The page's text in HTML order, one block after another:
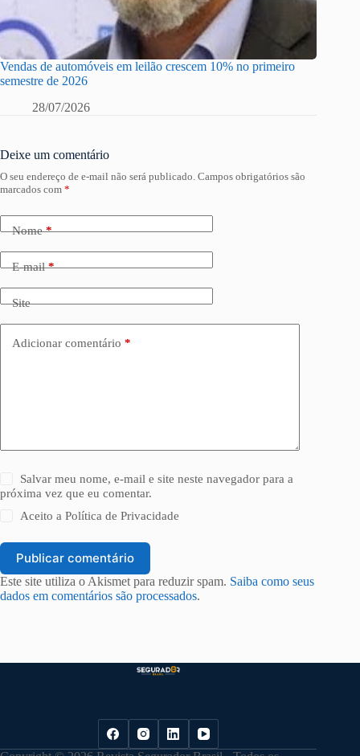
Vendas de automóveis em leilão crescem 10% no primeiro
semestre de 2026
28/07/2026
Deixe um comentário
O seu endereço de e-mail não será publicado. Campos obrigatórios são
marcados com *
Nome*
E-mail*
Site
Adicionar comentário *
Salvar meu nome, e-mail e site neste navegador para a
próxima vez que eu comentar.
Aceito aPolítica de Privacidade
Publicar comentário
Este site utiliza o Akismet para reduzir spam. Saiba como seus
dados em comentários são processados.